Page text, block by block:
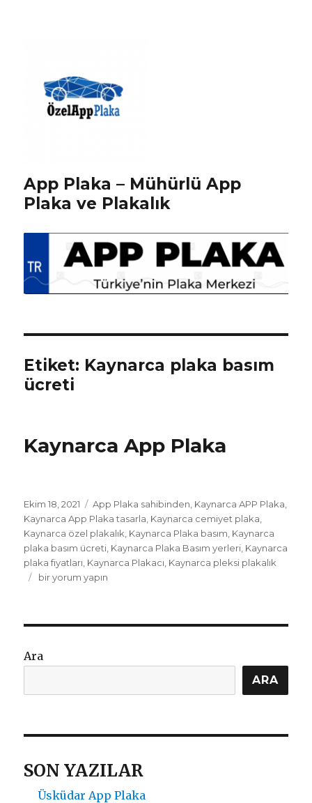
App Plaka – Mühürlü App
Plaka ve Plakalık
Etiket: Kaynarca plaka basım
ücreti
Kaynarca App Plaka
Yayın
tarihi
Ekim 18, 2021 Etiketler
App Plaka sahibinden Kaynarca APP Plaka
Kaynarca App Plaka tasarla Kaynarca cemiyet plaka
Kaynarca özel plakalık Kaynarca Plaka basım Kaynarca
plaka basım ücreti Kaynarca Plaka Basım yerleri Kaynarca
plaka fiyatları Kaynarca Plakacı Kaynarca pleksi plakalık
Kaynarca
bir yorum yapın
Ara
ARA
SON YAZILAR
Üsküdar App Plaka